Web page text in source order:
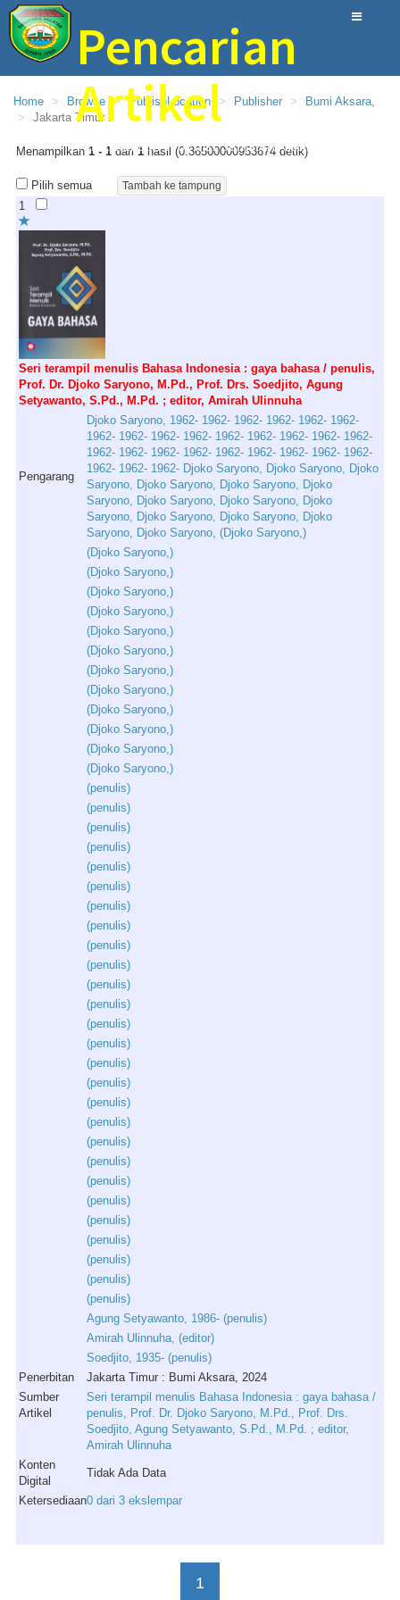
Pencarian
Artikel
Perpustakaan Provinsi Sumatera Selatan
Home Browse PublishLocation Publisher
Bumi Aksara,
Jakarta Timur :
Menampilkan 1 - 1 dari 1 hasil (0.36500000953674 detik)
Pilih semua
1
Seri terampil menulis Bahasa Indonesia : gaya bahasa / penulis,
Prof. Dr. Djoko Saryono, M.Pd., Prof. Drs. Soedjito, Agung
Setyawanto, S.Pd., M.Pd. ; editor, Amirah Ulinnuha
Pengarang
Djoko Saryono, 1962- 1962- 1962- 1962- 1962- 1962-
1962- 1962- 1962- 1962- 1962- 1962- 1962- 1962- 1962-
1962- 1962- 1962- 1962- 1962- 1962- 1962- 1962- 1962-
1962- 1962- 1962- Djoko Saryono, Djoko Saryono, Djoko
Saryono, Djoko Saryono, Djoko Saryono, Djoko
Saryono, Djoko Saryono, Djoko Saryono, Djoko
Saryono, Djoko Saryono, Djoko Saryono, Djoko
Saryono, Djoko Saryono, (Djoko Saryono,)
(Djoko Saryono,)
(Djoko Saryono,)
(Djoko Saryono,)
(Djoko Saryono,)
(Djoko Saryono,)
(Djoko Saryono,)
(Djoko Saryono,)
(Djoko Saryono,)
(Djoko Saryono,)
(Djoko Saryono,)
(Djoko Saryono,)
(Djoko Saryono,)
(penulis)
(penulis)
(penulis)
(penulis)
(penulis)
(penulis)
(penulis)
(penulis)
(penulis)
(penulis)
(penulis)
(penulis)
(penulis)
(penulis)
(penulis)
(penulis)
(penulis)
(penulis)
(penulis)
(penulis)
(penulis)
(penulis)
(penulis)
(penulis)
(penulis)
(penulis)
(penulis)
Agung Setyawanto, 1986- (penulis)
Amirah Ulinnuha, (editor)
Soedjito, 1935- (penulis)
Penerbitan
Jakarta Timur : Bumi Aksara, 2024
Sumber
Artikel
Seri terampil menulis Bahasa Indonesia : gaya bahasa /
penulis, Prof. Dr. Djoko Saryono, M.Pd., Prof. Drs.
Soedjito, Agung Setyawanto, S.Pd., M.Pd. ; editor,
Amirah Ulinnuha
Konten
Digital
Tidak Ada Data
Ketersediaan0 dari 3 ekslempar
1